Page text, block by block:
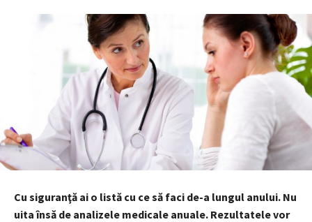
Cu siguranţă ai o listă cu ce să faci de-a lungul anului. Nu
uita însă de analizele medicale anuale. Rezultatele vor